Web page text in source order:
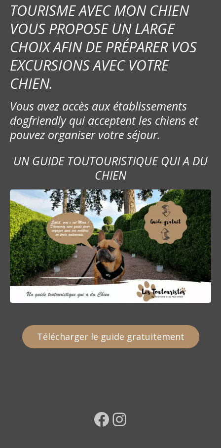
TOURISME AVEC MON CHIEN
VOUS PROPOSE UN LARGE
CHOIX AFIN DE PRÉPARER VOS
EXCURSIONS AVEC VOTRE
CHIEN.
Vous avez accès aux établissements
dogfriendly qui acceptent les chiens et
pouvez organiser votre séjour.
UN GUIDE TOUTOURISTIQUE QUI A DU
CHIEN
Télécharger le guide gratuitement
Facebook Instagram